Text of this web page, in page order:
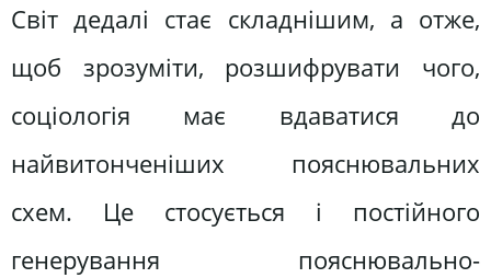
Світ дедалі стає складнішим, а отже,
щоб зрозуміти, розшифрувати чого,
соціологія має вдаватися до
найвитонченіших пояснювальних
схем. Це стосується і постійного
генерування пояснювально-